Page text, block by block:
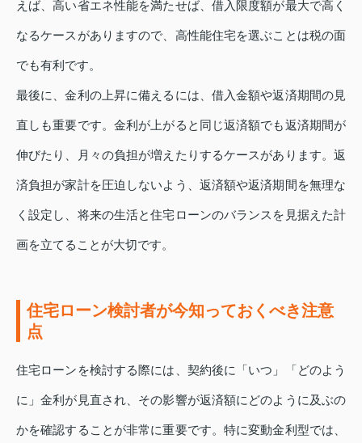
えば、高い省エネ性能を満たせば、借入限度額が最大で高く
なるケースがありますので、高性能住宅を選ぶことは税の面
でも有利です。
最後に、金利の上昇に備えるには、借入金額や返済期間の見
直しも重要です。金利が上がると同じ返済額でも返済期間が
伸びたり、月々の負担が増えたりするケースがあります。返
済負担が家計を圧迫しないよう、返済額や返済期間を無理な
く設定し、将来の生活と住宅ローンのバランスを見据えた計
画を立てることが大切です。
住宅ローン検討者が今知っておくべき注意
点
住宅ローンを検討する際には、契約後に「いつ」「どのよう
に」金利が見直され、その影響が返済額にどのように及ぶの
かを確認することが非常に重要です。特に変動金利型では、